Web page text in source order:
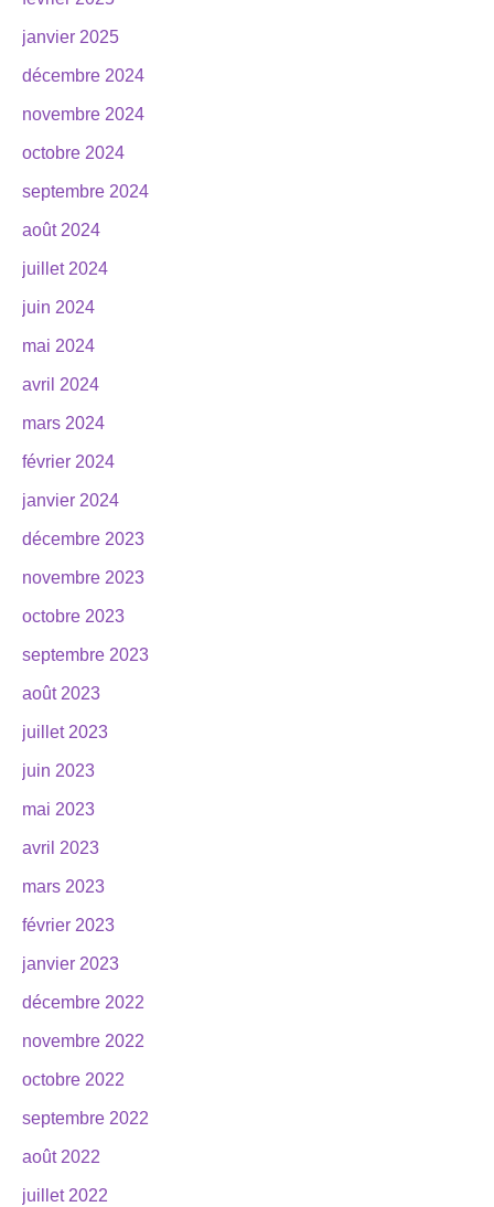
janvier 2025
décembre 2024
novembre 2024
octobre 2024
septembre 2024
août 2024
juillet 2024
juin 2024
mai 2024
avril 2024
mars 2024
février 2024
janvier 2024
décembre 2023
novembre 2023
octobre 2023
septembre 2023
août 2023
juillet 2023
juin 2023
mai 2023
avril 2023
mars 2023
février 2023
janvier 2023
décembre 2022
novembre 2022
octobre 2022
septembre 2022
août 2022
juillet 2022